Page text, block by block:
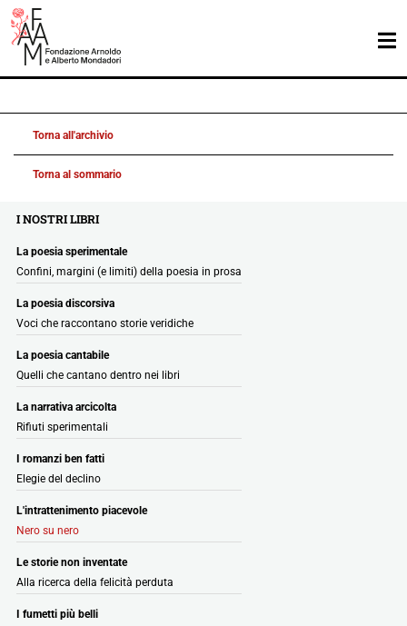
Torna all'archivio
Torna al sommario
I NOSTRI LIBRI
La poesia sperimentale
Confini, margini (e limiti) della poesia in prosa
La poesia discorsiva
Voci che raccontano storie veridiche
La poesia cantabile
Quelli che cantano dentro nei libri
La narrativa arcicolta
Rifiuti sperimentali
I romanzi ben fatti
Elegie del declino
L'intrattenimento piacevole
Nero su nero
Le storie non inventate
Alla ricerca della felicità perduta
I fumetti più belli